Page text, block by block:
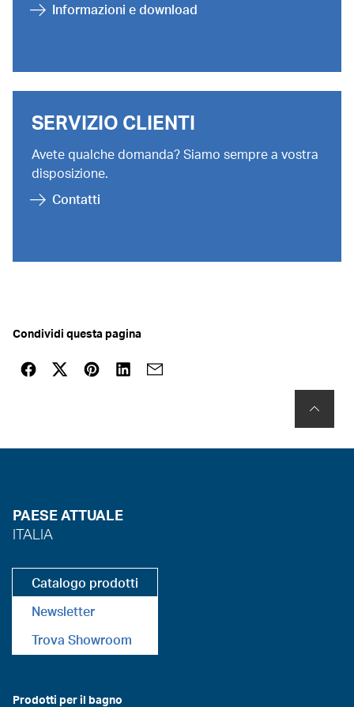
Informazioni e download
SERVIZIO CLIENTI
Avete qualche domanda? Siamo sempre a vostra
disposizione.
Contatti
Condividi questa pagina
PAESE ATTUALE
ITALIA
Catalogo prodotti
Newsletter
Trova Showroom
Prodotti per il bagno